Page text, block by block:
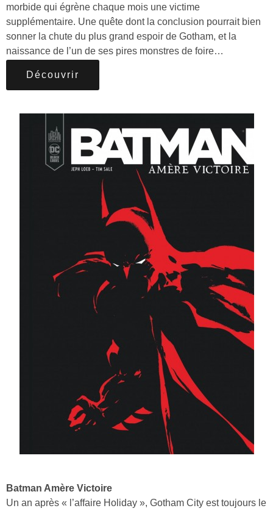
morbide qui égrène chaque mois une victime
supplémentaire. Une quête dont la conclusion pourrait bien
sonner la chute du plus grand espoir de Gotham, et la
naissance de l’un de ses pires monstres de foire…
Découvrir
Batman Amère Victoire
Un an après « l’affaire Holiday », Gotham City est toujours le